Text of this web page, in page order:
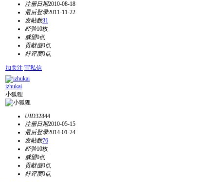
注册日期2010-08-18
最后登录2011-11-22
发帖数31
经验10枚
威望0点
贡献值0点
好评度0点
加关注 写私信
izhukai
小狐狸
UID32844
注册日期2010-05-15
最后登录2014-01-24
发帖数76
经验10枚
威望0点
贡献值0点
好评度0点